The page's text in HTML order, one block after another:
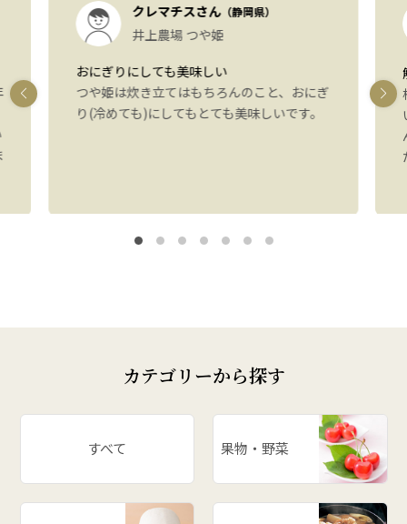
クレマチスさん（静岡県）
井上農場 つや姫
おにぎりにしても美味しい
つや姫は炊き立てはもちろんのこと、おにぎ
り(冷めても)にしてもとても美味しいです。
カテゴリーから探す
すべて 果物・野菜